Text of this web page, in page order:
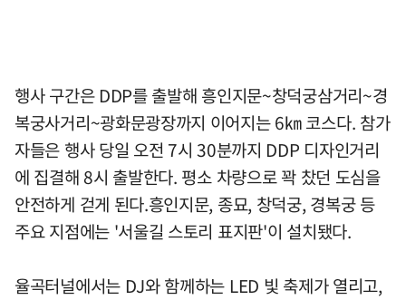
행사 구간은 DDP를 출발해 흥인지문~창덕궁삼거리~경
복궁사거리~광화문광장까지 이어지는 6㎞ 코스다. 참가
자들은 행사 당일 오전 7시 30분까지 DDP 디자인거리
에 집결해 8시 출발한다. 평소 차량으로 꽉 찼던 도심을
안전하게 걷게 된다.흥인지문, 종묘, 창덕궁, 경복궁 등
주요 지점에는 '서울길 스토리 표지판'이 설치됐다.
율곡터널에서는 DJ와 함께하는 LED 빛 축제가 열리고,